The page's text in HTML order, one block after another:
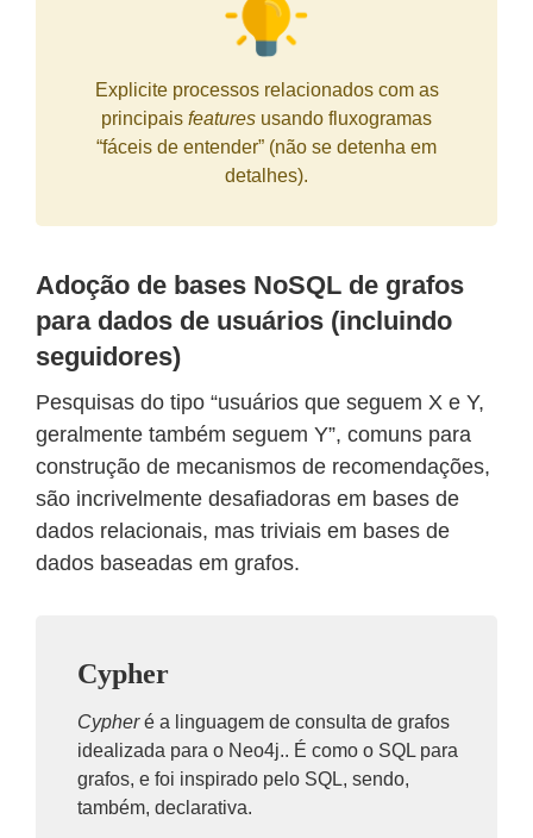
Explicite processos relacionados com as
principais features usando fluxogramas
“fáceis de entender” (não se detenha em
detalhes).
Adoção de bases NoSQL de grafos
para dados de usuários (incluindo
seguidores)
Pesquisas do tipo “usuários que seguem X e Y,
geralmente também seguem Y”, comuns para
construção de mecanismos de recomendações,
são incrivelmente desafiadoras em bases de
dados relacionais, mas triviais em bases de
dados baseadas em grafos.
Cypher
Cypheré a linguagem de consulta de grafos
idealizada para o Neo4j.. É como o SQL para
grafos, e foi inspirado pelo SQL, sendo,
também, declarativa.